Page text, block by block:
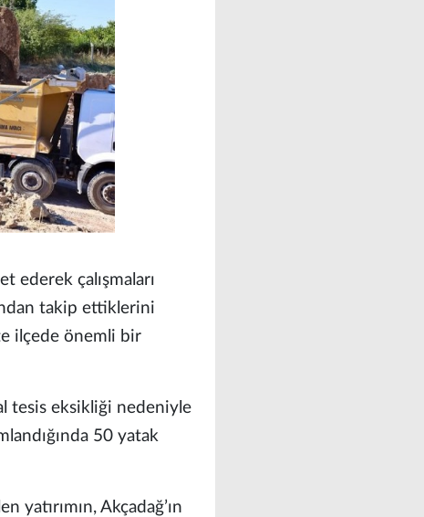
ederek çalışmaları
takip ettiklerini
ilçede önemli bir
tesis eksikliği nedeniyle
50 yatak
yatırımın, Akçadağ’ın